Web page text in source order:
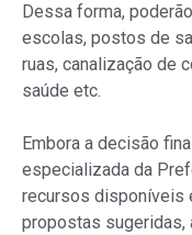
Dessa forma,
escolas, postos de
ruas, canalização de
saúde etc.
Embora a decisão
especializada da
recursos disponíveis
propostas